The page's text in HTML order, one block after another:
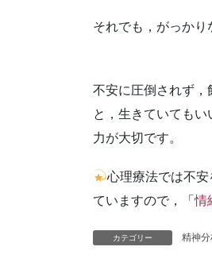
それでも，がっかり
不安に圧倒されず，
と，生きていても
力が大切です。
心理療法では不
ていますので，「情
カテゴリー 精神